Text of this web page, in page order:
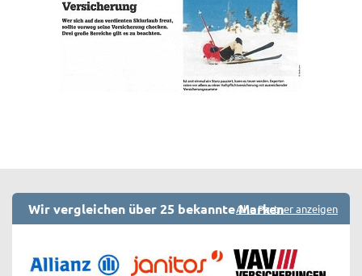
Wir vergleichen über 25 bekannte MarkenAlle Partner anzeigen